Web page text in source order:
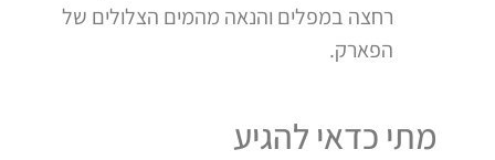
רחצה במפלים והנאה מהמים הצלולים של
הפארק.
מתי כדאי להגיע